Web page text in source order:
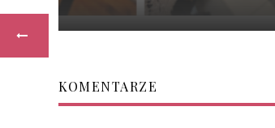
KOMENTARZE